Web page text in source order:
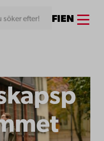
söker efter! FIEN Menu